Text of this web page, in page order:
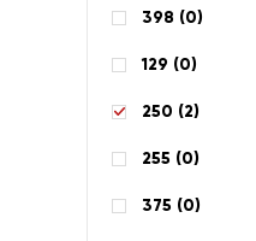
398 (0)
129 (0)
250 (2)
255 (0)
375 (0)